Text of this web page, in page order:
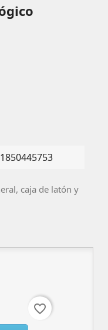
caja de latón y
favorite_border